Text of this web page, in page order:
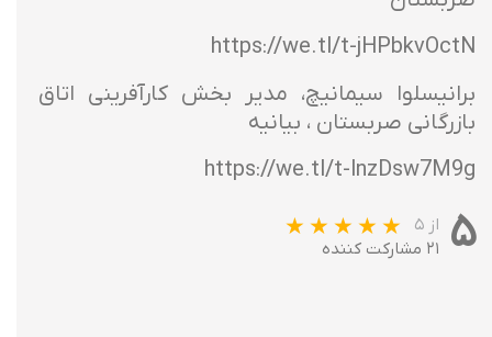
https://we.tl/t-jHPbkvOctN
برانیسلوا سیمانیچ، مدیر بخش کارآفرینی اتاق
بازرگانی صربستان ، بیانیه
https://we.tl/t-lnzDsw7M9g
۵ از ۵
۲۱ مشارکت کننده